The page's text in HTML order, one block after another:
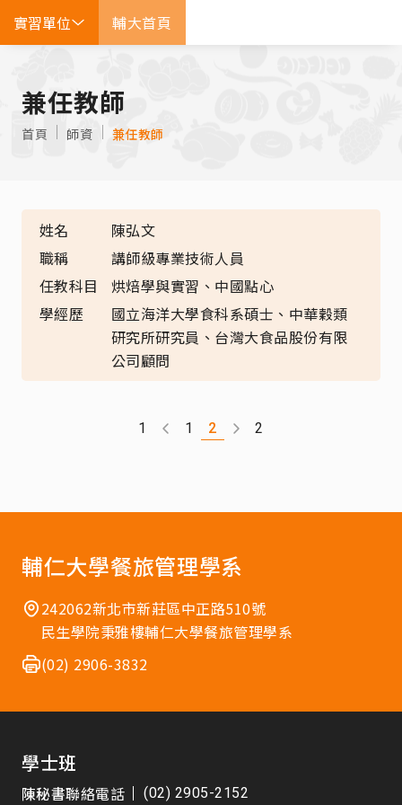
實習單位 輔大首頁
EN
兼任教師
首頁 師資 兼任教師
姓名
陳弘文
職稱
講師級專業技術人員
任教科目
烘焙學與實習、中國點心
學經歷
國立海洋大學食科系碩士、中華穀類
研究所研究員、台灣大食品股份有限
公司顧問
1 1 2 2
輔仁大學餐旅管理學系
242062新北市新莊區中正路510號
民生學院秉雅樓輔仁大學餐旅管理學系
(02) 2906-3832
學士班
陳秘書聯絡電話 (02) 2905-2152